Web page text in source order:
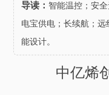
导读： 智能温控；安
电宝供电；长续航；
能设计。
中亿烯